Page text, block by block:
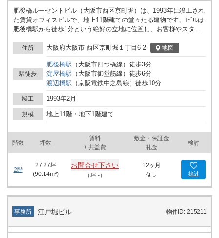
肥後橋ルーセントビル（大阪市西区京町堀）は、1993年に竣工され
た賃貸オフィスビルで、地上11階建ての堂々たる建物です。ビルは
肥後橋駅から徒歩1分という絶好の立地に位置し、お客様やスタッ
徒歩10分圏内で、多くのビジネスにとって理想的なオフィス環境が
整っています。 このビルの基準階坪数は約140坪で、内部には柱が
ほとんどなく、自由度の高いレイアウトが可能です。これにより、
企業の特定のニーズに合わせてオフィススぺースを柔軟に設計する
ことができ、効率的な業務環境を実現します。現在募集している貸
室の面積も多様であり、企業の成長や組織拡充にも対応可能です。
利便性が高いこのビルは、男女別トイレや給湯室を執務スペース外
に設け、プライバシーと利便性を両立しています。エレベーターは
2基あり、ピーク時間帯でもスムーズな移動が可能です。また、敷
地内には立体駐車場が併設されており、車での通勤やビジネスパー
トナーの訪問に便利です。 周辺環境も充実しており、ビルの隣には
郵便局が位置し、日々の業務に関連する手続きを迅速に行うことが
できます。ビルの前面は交通量の多い四ツ橋筋に面しており、ビジ
ネスの活性化に貢献します。さらに、周辺には多数のオフィスビル
が立ち並び、ネットワーキングの機会を存分に活かせる環境が整っ
ています。飲食店も多いため、ビジネスランチやアフターワークに
利用可能な選択肢が豊富です。 この肥後橋ルーセントビルは、新た
なビジネスを開始する方やオフィスの移転を検討中の企業にとっ
て、理想的なロケーションと充実した設備を提供しています。ビジ
スタートを切ってみてはいかがでしょうか。充実した周辺環境と施
住所 大阪府大阪市 西区京町堀１丁目6-2 地図
駅徒歩
肥後橋駅 （ 大阪市四つ橋線 ） 徒歩3分
淀屋橋駅 （ 大阪市御堂筋線 ） 徒歩6分
渡辺橋駅 （京阪電鉄中之島線 ） 徒歩10分
竣工 1993年2月
規模 地上11階・地下1階建て
階数 坪数
賃料
+ 共益費
敷金・保証金
礼金
検討
2階
27.27坪
(90.14m²)
お問合せ下さい
（坪:-）
12ヶ月
なし
検討
事務所 江戸堀ビル 物件ID: 215211